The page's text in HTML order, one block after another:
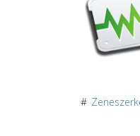
#